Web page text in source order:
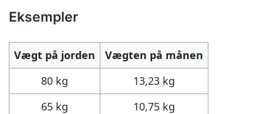
Eksempler
Vægt på jorden
Vægten på månen
80 kg
13,23 kg
65 kg
10,75 kg